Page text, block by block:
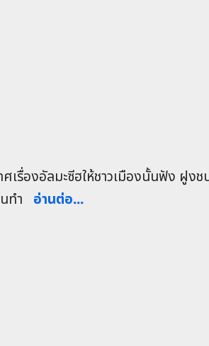
ศเรื่องอัลมะซีฮให้ชาวเมืองนั้นฟัง ฝู
ทำ
อ่านต่อ...